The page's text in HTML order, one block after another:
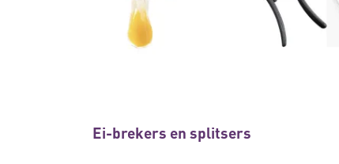
Ei-brekers en splitsers